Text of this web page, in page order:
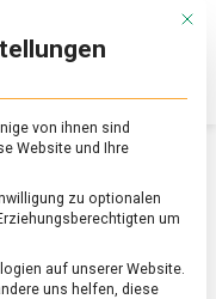
Online-
Magazin
zu
&
Ernährung
Mit
von ihnen sind
Website und Ihre
zu optionalen
um
auf unserer Website.
uns helfen, diese